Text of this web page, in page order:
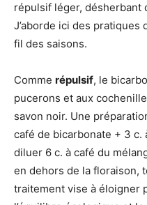
répulsif léger, désherbant
J’aborde ici des pratiques
fil des saisons.
Comme répulsif, le
pucerons et aux
savon noir. Une
café de bicarbonate + 3 c.
diluer 6 c. à café du
en dehors de la floraison,
traitement vise à éloigner